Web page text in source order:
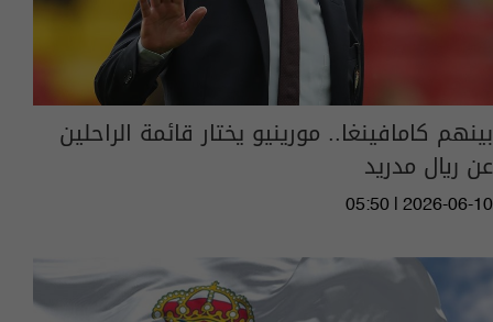
بينهم كامافينغا.. مورينيو يختار قائمة الراحلين
عن ريال مدريد
05:50 | 2026-06-10